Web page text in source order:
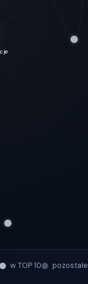
w TOP 10 pozostałe